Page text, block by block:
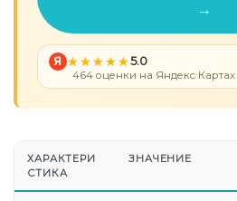
→
Я 5.0
464 оценки на Яндекс Картах
ХАРАКТЕРИ
СТИКА
ЗНАЧЕНИЕ